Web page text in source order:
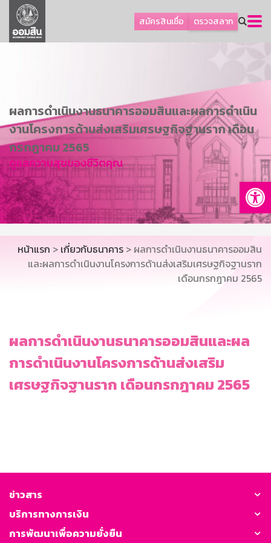
สมัครสินเชื่อ ตรวจสลาก
ลูกค้าธุรกิจ
ลูกค้าผู้ประกอบรายย่อย
เกี่ยวกับธนาคาร
การพัฒนาที่ยั่งยืน
ข่าวสาร
บริการทางการเงิน
อื่นๆ
ติดต่อเรา
บริการออนไลน์
TH
EN
GSB Society
ผลการดำเนินงานธนาคารออมสินและผลการดำเนิน
งานโครงการด้านส่งเสริมเศรษฐกิจฐานราก เดือน
กรกฎาคม 2565
ดูแลความสุขของชีวิตคุณ
หน้าแรก > เกี่ยวกับธนาคาร > ผลการดำเนินงานธนาคารออมสิน
และผลการดำเนินงานโครงการด้านส่งเสริมเศรษฐกิจฐานราก
เดือนกรกฎาคม 2565
ผลการดำเนินงานธนาคารออมสินและผล
การดำเนินงานโครงการด้านส่งเสริม
เศรษฐกิจฐานราก เดือนกรกฎาคม 2565
ข่าวสาร
บริการทางการเงิน
การพัฒนาเพื่อความยั่งยืน